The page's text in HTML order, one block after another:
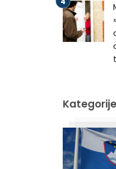
Kategorije